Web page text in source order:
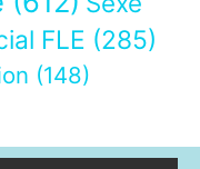
FLE (285)
(148)